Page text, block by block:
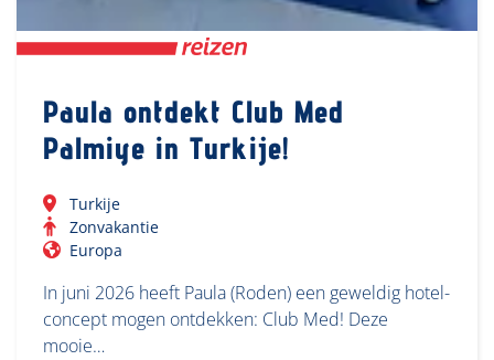
Paula ontdekt Club Med
Palmiye in Turkije!
Turkije
Zonvakantie
Europa
In juni 2026 heeft Paula (Roden) een geweldig hotel-
concept mogen ontdekken: Club Med! Deze
mooie…